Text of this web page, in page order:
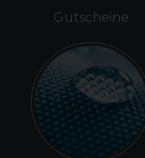
Gutscheine